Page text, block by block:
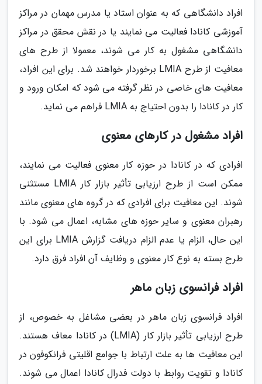
افراد دانشگاهی که به عنوان استاد یا مدرس مهمان در مراکز
آموزشی کانادا فعالیت می نمایند یا در نقش محقق در مراکز
دانشگاهی مشغول به کار می شوند، معمولا از طرح های
معافیت از طرح LMIA برخوردار خواهند شد. برای این افراد،
معافیت های خاصی در نظر گرفته می شود که امکان ورود و
کار در کانادا را بدون احتیاج به LMIA فراهم می نماید.
افراد مشغول در کارهای معنوی
افرادی که در کانادا در حوزه کار معنوی فعالیت می نمایند،
ممکن است از طرح ارزیابی تأثیر بازار کار LMIA مستثنی
شوند. این معافیت برای افرادی که در گروه های معنوی مانند
رهبران معنوی و سایر حوزه های مشابه، اعمال می شود. با
این حال، الزام یا عدم الزام دریافت گزارش LMIA برای این
طرح بسته به نوع کار معنوی و وظایف آن افراد فرق دارد.
افراد فرانسوی زبان ماهر
افراد فرانسوی زبان ماهر در بعضی مشاغل به خصوص، از
طرح ارزیابی تأثیر بازار کار (LMIA) در کانادا معاف هستند.
این معافیت ها به علت ارتباط با جوامع اقلیتی فرانکوفون در
کانادا و تقویت روابط با دولت فدرال کانادا اعمال می شوند.